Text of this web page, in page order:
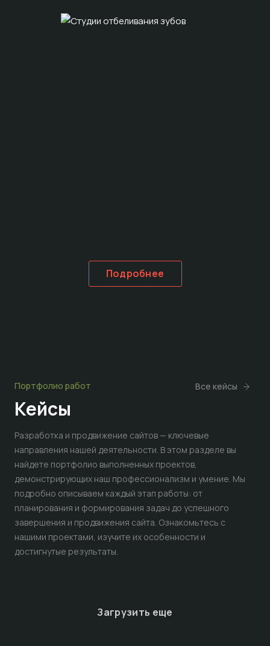
Подробнее
Портфолио работ
Кейсы
Все кейсы
Разработка и продвижение сайтов — ключевые
направления нашей деятельности. В этом разделе вы
найдете портфолио выполненных проектов,
демонстрирующих наш профессионализм и умение. Мы
подробно описываем каждый этап работы: от
планирования и формирования задач до успешного
завершения и продвижения сайта. Ознакомьтесь с
нашими проектами, изучите их особенности и
достигнутые результаты.
Загрузить еще